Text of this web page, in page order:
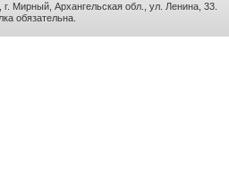
Мирный, Архангельская обл., ул. Ленина, 33.
обязательна.